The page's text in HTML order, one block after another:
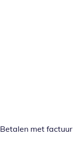
Betalen met factuur